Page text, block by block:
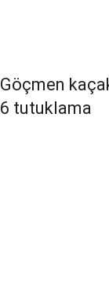
Göçmen
6 tutuklama